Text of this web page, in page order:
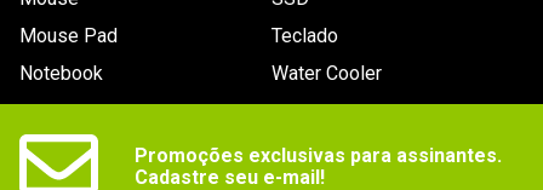
Mouse Pad
Notebook
Teclado
Water Cooler
Promoções exclusivas para assinantes.
Cadastre seu e-mail!